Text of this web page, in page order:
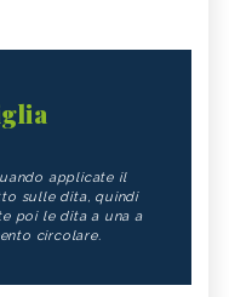
applicate il
sulle dita, quindi
poi le dita a una a
circolare.